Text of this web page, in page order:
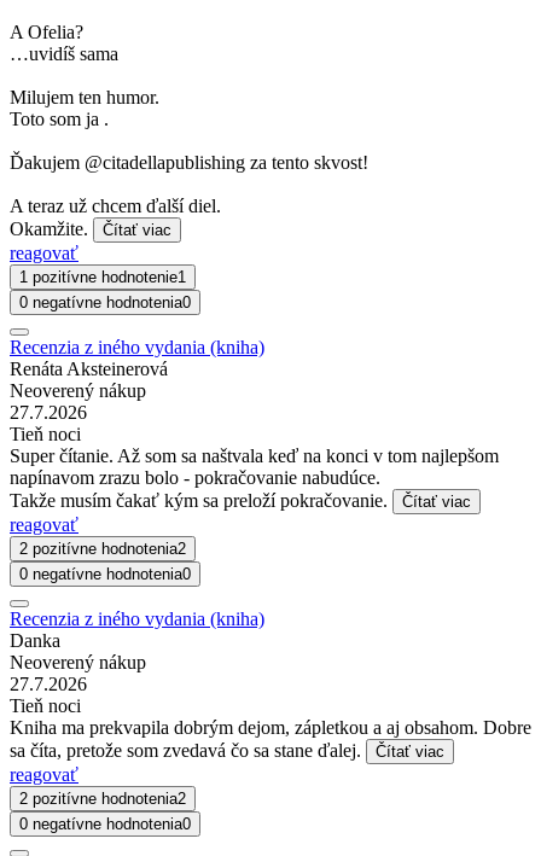
A Ofelia?
…uvidíš sama
Milujem ten humor.
Toto som ja .
Ďakujem @citadellapublishing za tento skvost!
A teraz už chcem ďalší diel.
Okamžite.
Čítať viac
reagovať
1 pozitívne hodnotenie1
0 negatívne hodnotenia0
Recenzia z iného vydania (kniha)
Renáta Aksteinerová
Neoverený nákup
27.7.2026
Tieň noci
Super čítanie. Až som sa naštvala keď na konci v tom najlepšom
napínavom zrazu bolo - pokračovanie nabudúce.
Takže musím čakať kým sa preloží pokračovanie.
Čítať viac
reagovať
2 pozitívne hodnotenia2
0 negatívne hodnotenia0
Recenzia z iného vydania (kniha)
Danka
Neoverený nákup
27.7.2026
Tieň noci
Kniha ma prekvapila dobrým dejom, zápletkou a aj obsahom. Dobre
sa číta, pretože som zvedavá čo sa stane ďalej.
Čítať viac
reagovať
2 pozitívne hodnotenia2
0 negatívne hodnotenia0